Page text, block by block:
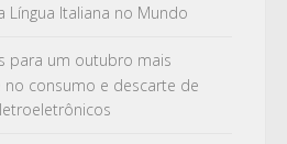
Língua Italiana no Mundo
para um outubro mais
no consumo e descarte de